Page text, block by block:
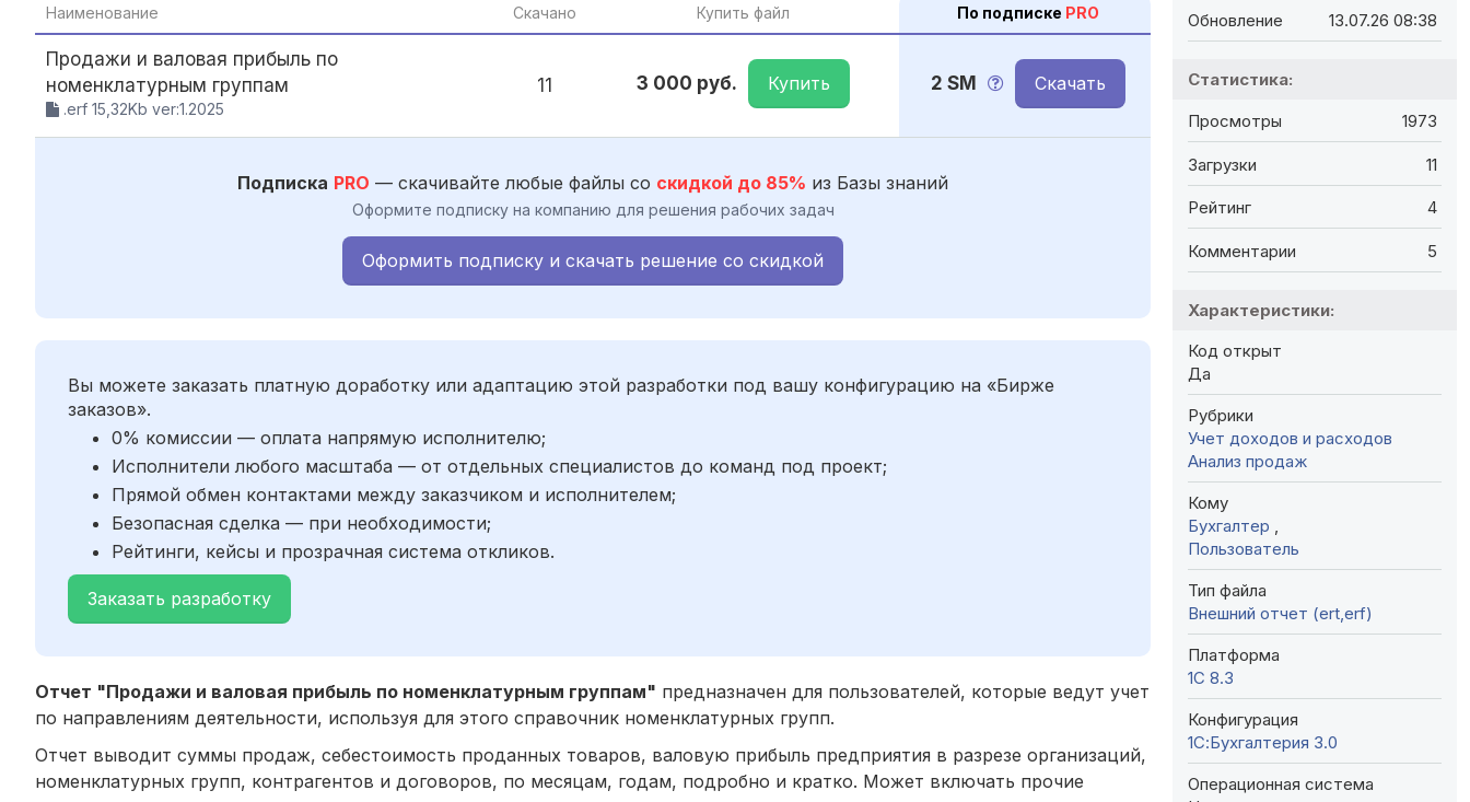
Наименование Скачано Купить файл По подписке PRO
Продажи и валовая прибыль по
номенклатурным группам
.erf 15,32Kb ver:1.2025
11 3 000 руб. Купить 2 SM Скачать
Подписка PRO — скачивайте любые файлы со скидкой до 85% из Базы знаний
Оформите подписку на компанию для решения рабочих задач
Оформить подписку и скачать решение со скидкой
Вы можете заказать платную доработку или адаптацию этой разработки под вашу конфигурацию на «Бирже
заказов».
0% комиссии — оплата напрямую исполнителю;
Исполнители любого масштаба — от отдельных специалистов до команд под проект;
Прямой обмен контактами между заказчиком и исполнителем;
Безопасная сделка — при необходимости;
Рейтинги, кейсы и прозрачная система откликов.
Заказать разработку
Отчет "Продажи и валовая прибыль по номенклатурным группам" предназначен для пользователей, которые ведут учет
по направлениям деятельности, используя для этого справочник номенклатурных групп.
Отчет выводит суммы продаж, себестоимость проданных товаров, валовую прибыль предприятия в разрезе организаций,
номенклатурных групп, контрагентов и договоров, по месяцам, годам, подробно и кратко. Может включать прочие
Обновление 13.07.26 08:38
Статистика:
Просмотры 1973
Загрузки 11
Рейтинг 4
Комментарии 5
Характеристики:
Код открыт
Да
Рубрики
Учет доходов и расходов
Анализ продаж
Кому
Бухгалтер
Пользователь
Тип файла
Внешний отчет (ert,erf)
Платформа
1С 8.3
Конфигурация
1С:Бухгалтерия 3.0
Операционная система